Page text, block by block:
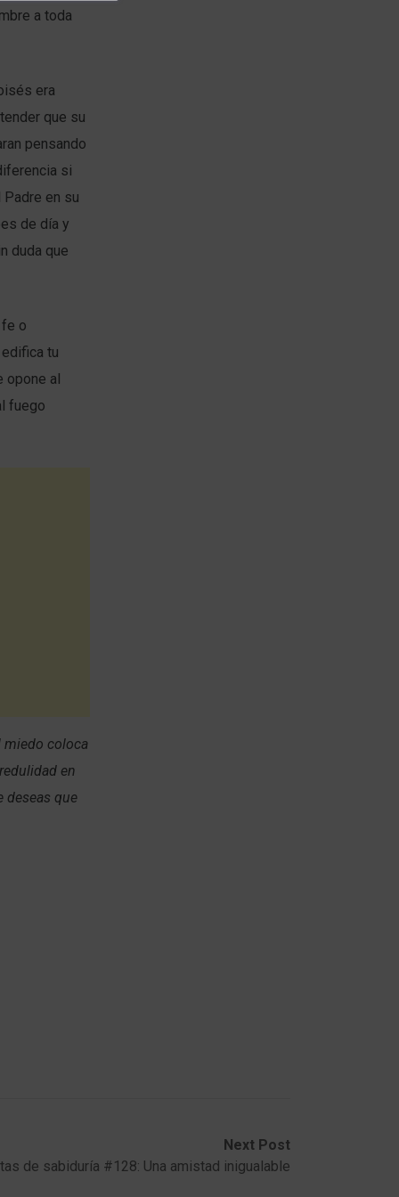
a toda
era
que su
pensando
si
en su
de día y
duda que
o
tu
opone al
fuego
miedo coloca
en
deseas que
Next Post
de sabiduría #128: Una amistad inigualable